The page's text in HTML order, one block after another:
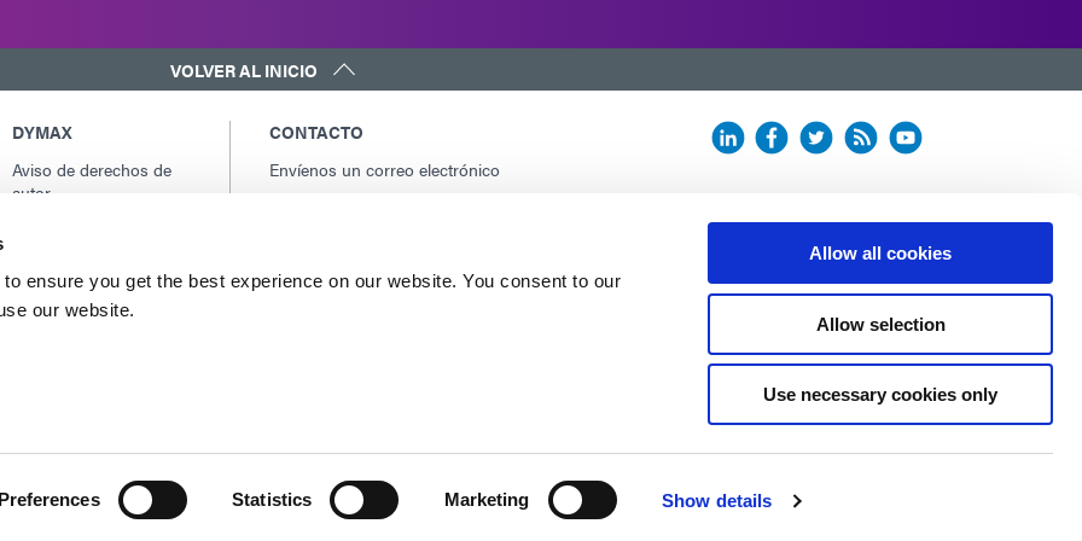
ensure you get the best experience on our website. You consent to our
our website.
Preferences Statistics Marketing Show details
Allow all cookies
Allow selection
Use necessary cookies only
VOLVER AL INICIO
DYMAX
Aviso de derechos de
autor
Términos y condiciones
de compra
privacidad
Declaración de cookies
CONTACTO
Envíenos un correo electrónico